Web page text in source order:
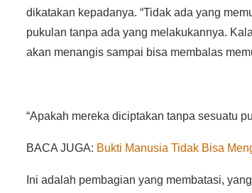
dikatakan kepadanya. “Tidak ada yang
pukulan tanpa ada yang melakukannya.
akan menangis sampai bisa membalas
“Apakah mereka diciptakan tanpa sesuatu
BACA JUGA: Bukti Manusia Tidak Bisa
Ini adalah pembagian yang membatasi,